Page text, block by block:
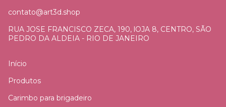
contato@art3d.shop
RUA JOSE FRANCISCO ZECA, 190, lOJA 8, CENTRO, SÃO
PEDRO DA ALDEIA - RIO DE JANEIRO
Início
Produtos
Carimbo para brigadeiro